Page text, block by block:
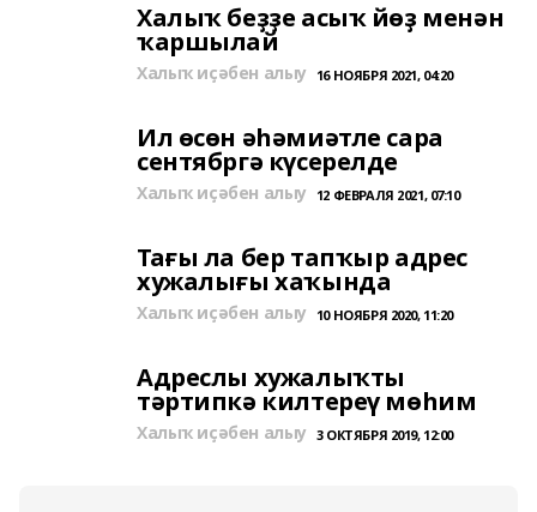
Халыҡ беҙҙе асыҡ йөҙ менән
ҡаршылай
Халыҡ иҫәбен алыу 16 НОЯБРЯ 2021, 04:20
Ил өсөн әһәмиәтле сара
сентябргә күсерелде
Халыҡ иҫәбен алыу 12 ФЕВРАЛЯ 2021, 07:10
Тағы ла бер тапҡыр адрес
хужалығы хаҡында
Халыҡ иҫәбен алыу 10 НОЯБРЯ 2020, 11:20
Адреслы хужалыҡты
тәртипкә килтереү мөһим
Халыҡ иҫәбен алыу 3 ОКТЯБРЯ 2019, 12:00